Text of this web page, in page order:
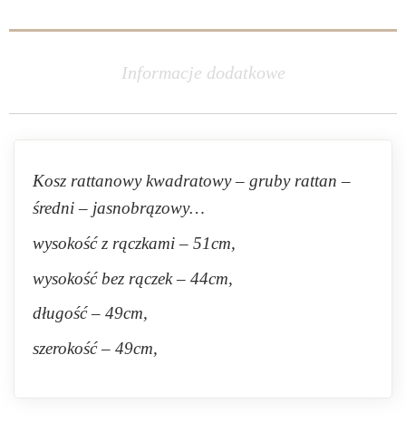
Informacje dodatkowe
Kosz rattanowy kwadratowy – gruby rattan –
średni – jasnobrązowy…
wysokość z rączkami – 51cm,
wysokość bez rączek – 44cm,
długość – 49cm,
szerokość – 49cm,